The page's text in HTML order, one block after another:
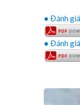
● Đánh
● Đánh